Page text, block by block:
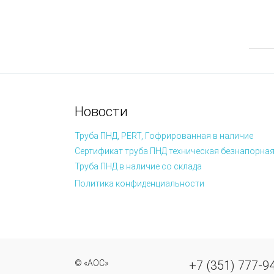
Новости
Труба ПНД, PERT, Гофрированная в наличие
Сертификат труба ПНД техническая
Труба ПНД в наличие со склада
Политика конфиденциальности
© «АОС» +7 (351) 777-